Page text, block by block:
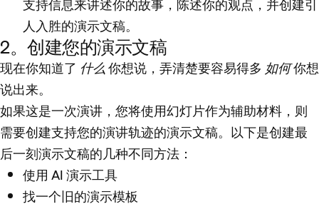
支持信息来讲述你的故事，陈述你的观点，并创建引
人入胜的演示文稿。
2。创建您的演示文稿
现在你知道了 什么你想说，弄清楚要容易得多 如何你想
说出来。
如果这是一次演讲，您将使用幻灯片作为辅助材料，则
需要创建支持您的演讲轨迹的演示文稿。以下是创建最
后一刻演示文稿的几种不同方法：
使用 AI 演示工具
找一个旧的演示模板